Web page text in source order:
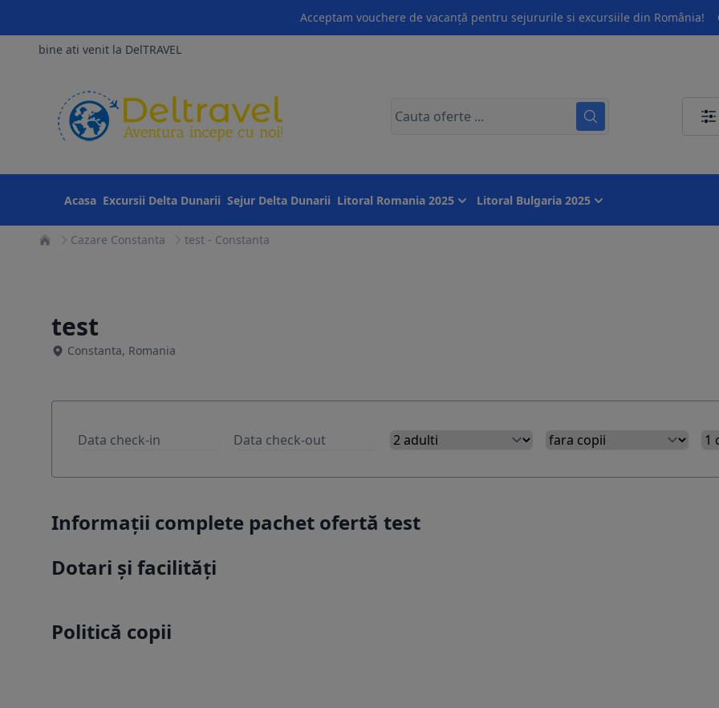
Acceptam vouchere de vacanță pentru sejururile si excursiile din România!
bine ati venit la DelTRAVEL
Acasa Excursii Delta Dunarii Sejur Delta Dunarii Litoral Romania 2025 Litoral Bulgaria 2025
Cazare Constanta test - Constanta
test
Constanta, Romania
Informații complete pachet ofertă test
Dotari și facilități
Politică copii